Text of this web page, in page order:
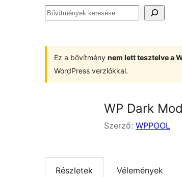
Bővítmények
Ez a bővítmény nem lett tesztelve a
WordPress verziókkal.
WP Dark
Szerző: WPPOOL
Részletek Vélemények